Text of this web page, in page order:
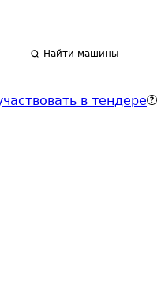
Найти машины
в тендере